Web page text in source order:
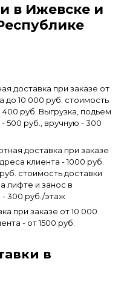
в Ижевске и
доставка при заказе от
до 10 000 руб. стоимость
руб. Выгрузка, подьем
500 руб., вручную - 300
доставка при заказе
клиента - 1000 руб.
стоимость доставки
лифте и занос в
- 300 руб./этаж
при заказе от 10 000
- от 1500 руб.
в